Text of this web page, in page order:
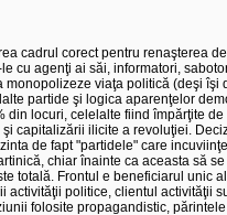
cadrul corect pentru renaşterea
cu agenţi ai săi, informatori,
viaţa politică (deşi
partide şi logica aparenţelor
din locuri, celelalte fiind împărţite
capitalizării ilicite a revoluţiei.
de fapt "partidele" care
chiar înainte ca aceasta să
totală. Frontul e beneficiarul
activităţii politice, clientul activităţii
folosite propagandistic,